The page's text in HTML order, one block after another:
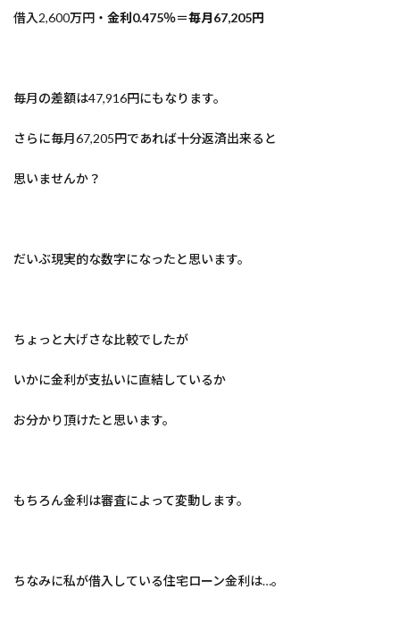
借入2,600万円・ 金利0.475％＝毎月67,205円
毎月の差額は47,916円にもなります。
さらに毎月67,205円であれば十分返済出来ると
思いませんか？
だいぶ現実的な数字になったと思います。
ちょっと大げさな比較でしたが
いかに金利が支払いに直結しているか
お分かり頂けたと思います。
もちろん金利は審査によって変動します。
ちなみに私が借入している住宅ローン金利は…。